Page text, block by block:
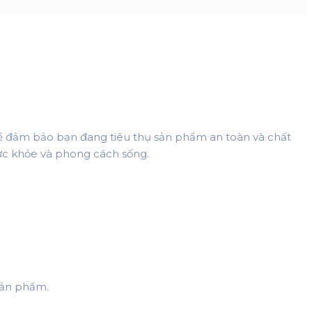
đảm bảo bạn đang tiêu thụ sản phẩm an toàn và chất
khỏe và phong cách sống.
phẩm.